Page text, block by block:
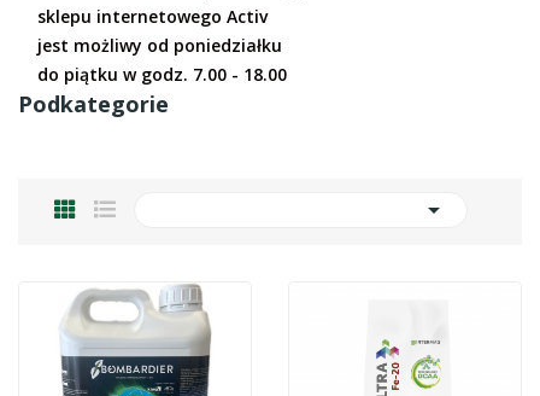
sklepu internetowego Activ
jest możliwy od poniedziałku
do piątku w godz. 7.00 - 18.00
Podkategorie
